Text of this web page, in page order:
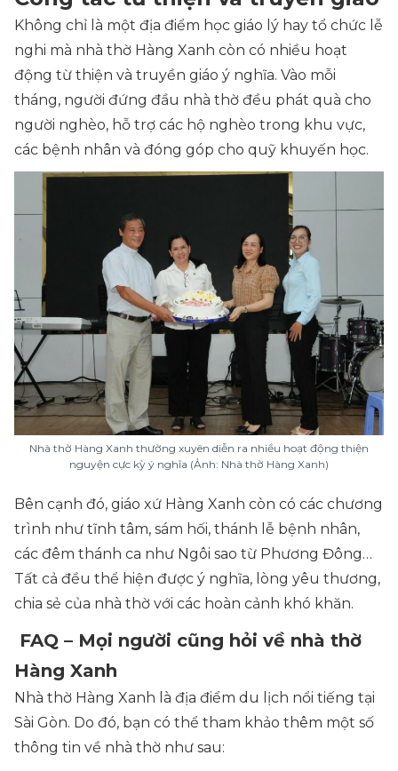
Không chỉ là một địa điểm học giáo lý hay tổ chức lễ
nghi mà nhà thờ Hàng Xanh còn có nhiều hoạt
động từ thiện và truyền giáo ý nghĩa. Vào mỗi
tháng, người đứng đầu nhà thờ đều phát quà cho
người nghèo, hỗ trợ các hộ nghèo trong khu vực,
các bệnh nhân và đóng góp cho quỹ khuyến học.
Nhà thờ Hàng Xanh thường xuyên diễn ra nhiều hoạt động thiện
nguyện cực kỳ ý nghĩa (Ảnh: Nhà thờ Hàng Xanh)
Bên cạnh đó, giáo xứ Hàng Xanh còn có các chương
trình như tĩnh tâm, sám hối, thánh lễ bệnh nhân,
các đêm thánh ca như Ngôi sao từ Phương Đông…
Tất cả đều thể hiện được ý nghĩa, lòng yêu thương,
chia sẻ của nhà thờ với các hoàn cảnh khó khăn.
FAQ – Mọi người cũng hỏi về nhà thờ
Hàng Xanh
Nhà thờ Hàng Xanh là địa điểm du lịch nổi tiếng tại
Sài Gòn. Do đó, bạn có thể tham khảo thêm một số
thông tin về nhà thờ như sau: